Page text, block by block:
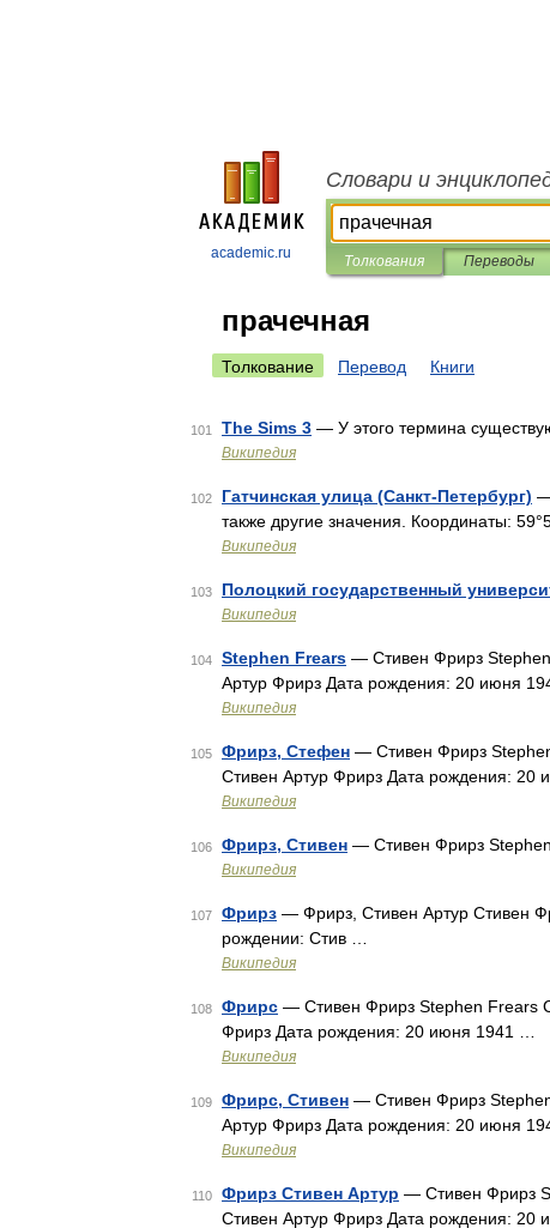
academic.ru
Словари и
Толкования Переводы
прачечная
Толкование Перевод Книги
101 The Sims 3 — У этого термина
Википедия
102 Гатчинская улица (Санкт-Петербург) —
также другие значения. Координаты:
Википедия
103 Полоцкий государственный
Википедия
104 Stephen Frears — Стивен Фрирз
Артур Фрирз Дата рождения: 20 июня
Википедия
105 Фрирз, Стефен — Стивен Фрирз
Стивен Артур Фрирз Дата рождения: 20
Википедия
106 Фрирз, Стивен — Стивен Фрирз
Википедия
107 Фрирз — Фрирз, Стивен Артур Стивен
рождении: Стив …
Википедия
108 Фрирс — Стивен Фрирз Stephen Frears
Фрирз Дата рождения: 20 июня 1941 …
Википедия
109 Фрирс, Стивен — Стивен Фрирз
Артур Фрирз Дата рождения: 20 июня
Википедия
110 Фрирз Стивен Артур — Стивен Фрирз
Стивен Артур Фрирз Дата рождения: 20